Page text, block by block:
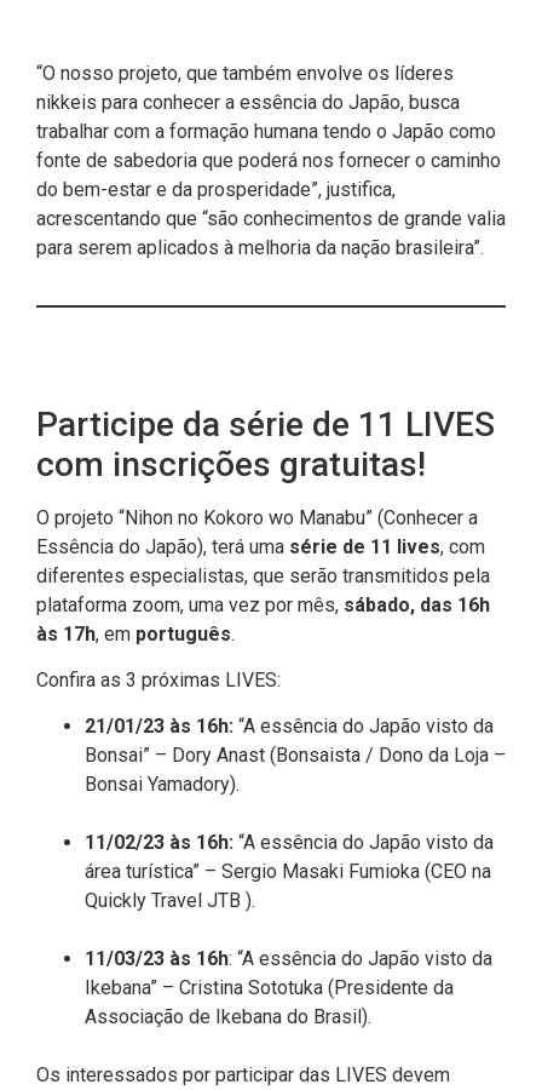
“O nosso projeto, que também envolve os líderes
nikkeis para conhecer a essência do Japão, busca
trabalhar com a formação humana tendo o Japão como
fonte de sabedoria que poderá nos fornecer o caminho
do bem-estar e da prosperidade”, justifica,
acrescentando que “são conhecimentos de grande valia
para serem aplicados à melhoria da nação brasileira”.
Participe da série de 11 LIVES
com inscrições gratuitas!
O projeto “Nihon no Kokoro wo Manabu” (Conhecer a
Essência do Japão), terá uma série de 11 lives, com
diferentes especialistas, que serão transmitidos pela
plataforma zoom, uma vez por mês, sábado, das 16h
às 17h, em português.
Confira as 3 próximas LIVES:
21/01/23 às 16h: “A essência do Japão visto da
Bonsai” – Dory Anast (Bonsaista / Dono da Loja –
Bonsai Yamadory).
11/02/23 às 16h: “A essência do Japão visto da
área turística” – Sergio Masaki Fumioka (CEO na
Quickly Travel JTB ).
11/03/23 às 16h: “A essência do Japão visto da
Ikebana” – Cristina Sototuka (Presidente da
Associação de Ikebana do Brasil).
Os interessados por participar das LIVES devem